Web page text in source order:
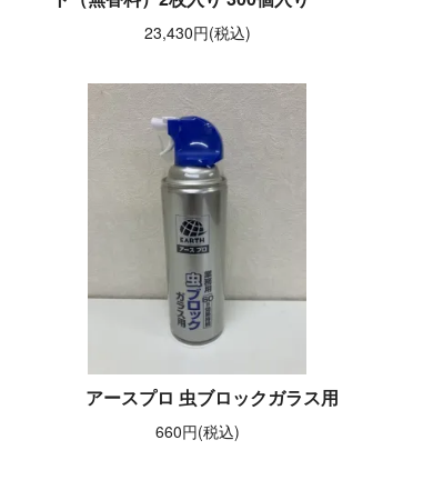
23,430円(税込)
アースプロ 虫ブロックガラス用
660円(税込)